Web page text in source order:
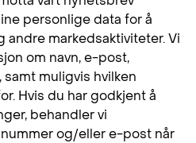
personlige data for å
markedsaktiviteter. Vi
om navn, e-post,
muligvis hvilken
Hvis du har godkjent å
behandler vi
og/eller e-post når